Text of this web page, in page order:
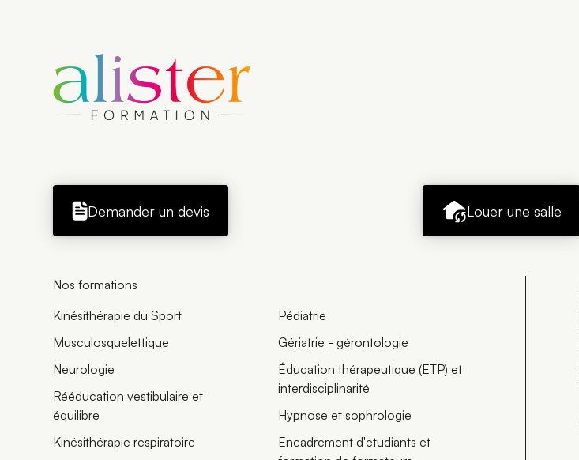
Demander un devis Louer une salle
Nos formations
Kinésithérapie du Sport
Musculosquelettique
Neurologie
Rééducation vestibulaire et
équilibre
Kinésithérapie respiratoire
Pédiatrie
Gériatrie - gérontologie
Éducation thérapeutique (ETP) et
interdisciplinarité
Hypnose et sophrologie
Encadrement d'étudiants et